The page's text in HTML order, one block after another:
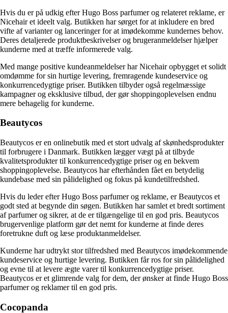
Hvis du er på udkig efter Hugo Boss parfumer og relateret reklame, er
Nicehair et ideelt valg. Butikken har sørget for at inkludere en bred
vifte af varianter og lanceringer for at imødekomme kundernes behov.
Deres detaljerede produktbeskrivelser og brugeranmeldelser hjælper
kunderne med at træffe informerede valg.
Med mange positive kundeanmeldelser har Nicehair opbygget et solidt
omdømme for sin hurtige levering, fremragende kundeservice og
konkurrencedygtige priser. Butikken tilbyder også regelmæssige
kampagner og eksklusive tilbud, der gør shoppingoplevelsen endnu
mere behagelig for kunderne.
Beautycos
Beautycos er en onlinebutik med et stort udvalg af skønhedsprodukter
til forbrugere i Danmark. Butikken lægger vægt på at tilbyde
kvalitetsprodukter til konkurrencedygtige priser og en bekvem
shoppingoplevelse. Beautycos har efterhånden fået en betydelig
kundebase med sin pålidelighed og fokus på kundetilfredshed.
Hvis du leder efter Hugo Boss parfumer og reklame, er Beautycos et
godt sted at begynde din søgen. Butikken har samlet et bredt sortiment
af parfumer og sikrer, at de er tilgængelige til en god pris. Beautycos
brugervenlige platform gør det nemt for kunderne at finde deres
foretrukne duft og læse produktanmeldelser.
Kunderne har udtrykt stor tilfredshed med Beautycos imødekommende
kundeservice og hurtige levering. Butikken får ros for sin pålidelighed
og evne til at levere ægte varer til konkurrencedygtige priser.
Beautycos er et glimrende valg for dem, der ønsker at finde Hugo Boss
parfumer og reklamer til en god pris.
Cocopanda